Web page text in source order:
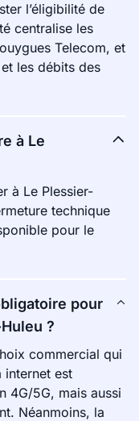
l’éligibilité de
centralise les
Telecom, et
les débits des
à Le
à Le Plessier-
technique
pour le
pour
?
commercial qui
internet est
4G/5G, mais aussi
Néanmoins, la